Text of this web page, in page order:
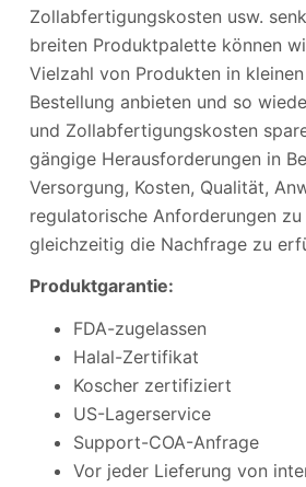
Zollabfertigungskosten usw.
breiten Produktpalette können
Vielzahl von Produkten in
Bestellung anbieten und so
und Zollabfertigungskosten
gängige Herausforderungen in
Versorgung, Kosten, Qualität,
regulatorische Anforderungen zu
gleichzeitig die Nachfrage zu
Produktgarantie:
FDA-zugelassen
Halal-Zertifikat
Koscher zertifiziert
US-Lagerservice
Support-COA-Anfrage
Vor jeder Lieferung von